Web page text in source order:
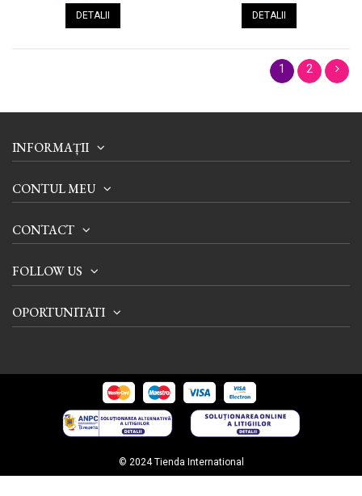
DETALII DETALII
1 2
INFORMAȚII
CONTUL MEU
CONTACT
FOLLOW US
OPORTUNITATI
© 2024 Tienda International